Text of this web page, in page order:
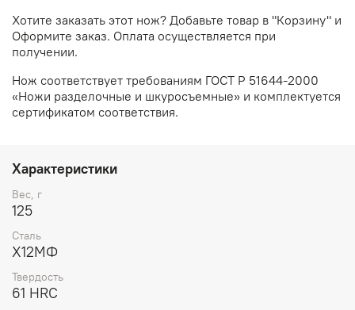
Хотите заказать этот нож? Добавьте товар в "Корзину" и
Оформите заказ. Оплата осуществляется при
получении.
Нож соответствует требованиям ГОСТ Р 51644-2000
«Ножи разделочные и шкуросъемные» и комплектуется
сертификатом соответствия.
Характеристики
Вес, г
125
Сталь
Х12МФ
Твердость
61 HRC